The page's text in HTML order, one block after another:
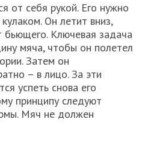
от себя рукой. Его нужно
Он летит вниз,
бьющего. Ключевая задача
мяча, чтобы он полетел
Затем он
– в лицо. За эти
успеть снова его
принципу следуют
Мяч не должен